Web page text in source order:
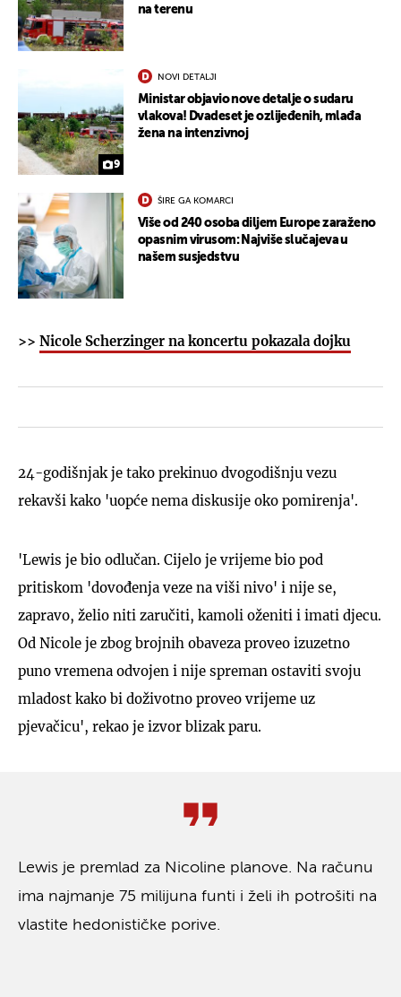
na terenu
9
NOVI DETALJI
Ministar objavio nove detalje o sudaru
vlakova! Dvadeset je ozlijeđenih, mlađa
žena na intenzivnoj
ŠIRE GA KOMARCI
Više od 240 osoba diljem Europe zaraženo
opasnim virusom: Najviše slučajeva u
našem susjedstvu
>> Nicole Scherzinger na koncertu pokazala dojku
24-godišnjak je tako prekinuo dvogodišnju vezu
rekavši kako 'uopće nema diskusije oko pomirenja'.
'Lewis je bio odlučan. Cijelo je vrijeme bio pod
pritiskom 'dovođenja veze na viši nivo' i nije se,
zapravo, želio niti zaručiti, kamoli oženiti i imati djecu.
Od Nicole je zbog brojnih obaveza proveo izuzetno
puno vremena odvojen i nije spreman ostaviti svoju
mladost kako bi doživotno proveo vrijeme uz
pjevačicu', rekao je izvor blizak paru.
Lewis je premlad za Nicoline planove. Na računu
ima najmanje 75 milijuna funti i želi ih potrošiti na
vlastite hedonističke porive.